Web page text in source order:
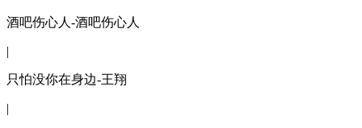
酒吧伤心人-酒吧伤心人
|
只怕没你在身边-王翔
|